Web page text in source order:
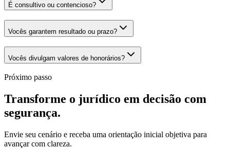
É consultivo ou contencioso?
Vocês garantem resultado ou prazo?
Vocês divulgam valores de honorários?
Próximo passo
Transforme o jurídico em decisão com
segurança.
Envie seu cenário e receba uma orientação inicial objetiva para
avançar com clareza.